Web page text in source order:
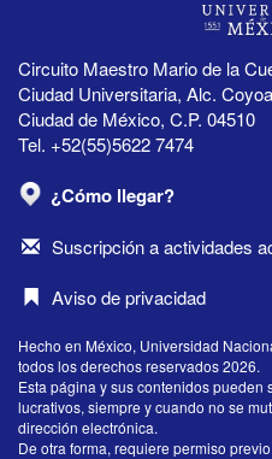
Circuito Maestro Mario de la
Ciudad Universitaria, Alc.
Ciudad de México, C.P. 04510
Tel. +52(55)5622 7474
¿Cómo llegar?
Suscripción a actividades
Aviso de privacidad
Hecho en México, Universidad
todos los derechos reservados 2026.
Esta página y sus contenidos pueden
lucrativos, siempre y cuando no se
dirección electrónica.
De otra forma, requiere permiso